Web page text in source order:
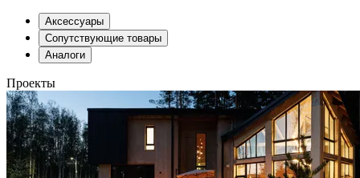
Аксессуары
Сопутствующие товары
Аналоги
Проекты